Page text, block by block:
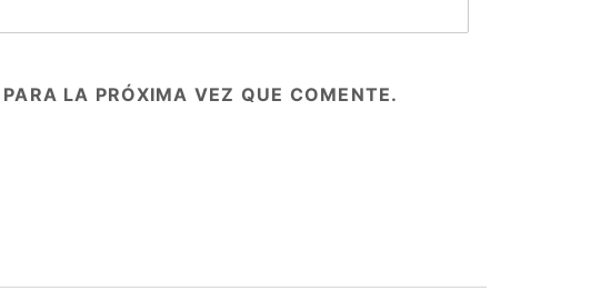
LA PRÓXIMA VEZ QUE COMENTE.